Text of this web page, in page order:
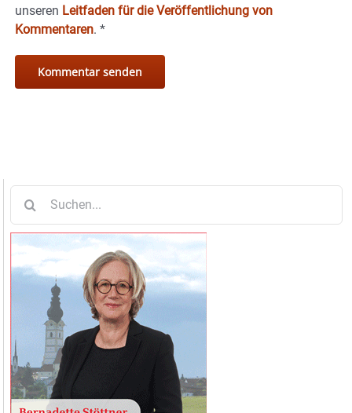
unseren Leitfaden für die Veröffentlichung von
Kommentaren. *
nach: